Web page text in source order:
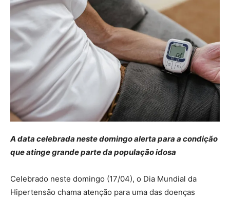
A data celebrada neste domingo alerta para a condição
que atinge grande parte da população idosa
Celebrado neste domingo (17/04), o Dia Mundial da
Hipertensão chama atenção para uma das doenças